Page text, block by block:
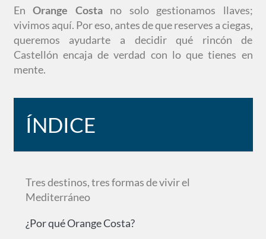
En Orange Costano solo gestionamos llaves;
vivimos aquí. Por eso, antes de que reserves a ciegas,
queremos ayudarte a decidir qué rincón de
Castellón encaja de verdad con lo que tienes en
mente.
ÍNDICE
Tres destinos, tres formas de vivir el
Mediterráneo
¿Por qué Orange Costa?